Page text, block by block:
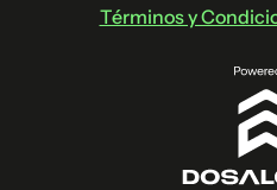
Términos y